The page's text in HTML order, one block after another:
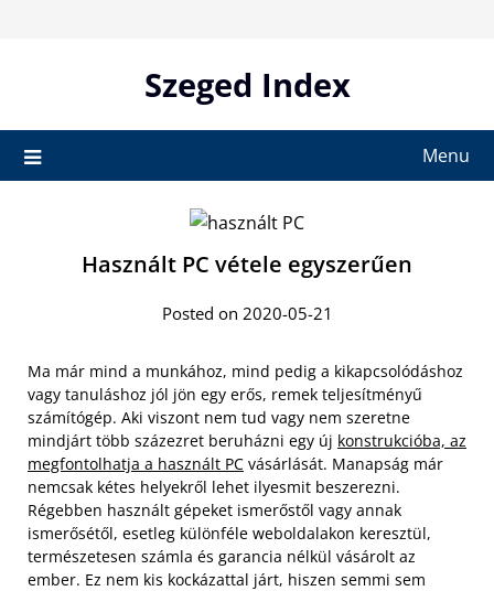
Szeged Index
Menu
Használt PC vétele egyszerűen
Posted on 2020-05-21
Ma már mind a munkához, mind pedig a kikapcsolódáshoz
vagy tanuláshoz jól jön egy erős, remek teljesítményű
számítógép. Aki viszont nem tud vagy nem szeretne
mindjárt több százezret beruházni egy új konstrukcióba, az
megfontolhatja a használt PC vásárlását. Manapság már
nemcsak kétes helyekről lehet ilyesmit beszerezni.
Régebben használt gépeket ismerőstől vagy annak
ismerősétől, esetleg különféle weboldalakon keresztül,
természetesen számla és garancia nélkül vásárolt az
ember. Ez nem kis kockázattal járt, hiszen semmi sem